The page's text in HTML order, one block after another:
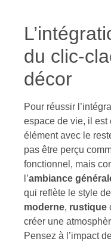
du clic-
décor
Pour réussir
espace de vie, il est
élément avec le
pas être perçu
fonctionnel, mais
l’ambiance
qui reflète le style
moderne, rustique
créer une
Pensez à l’impact